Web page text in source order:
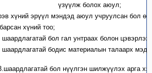
болох аюул;
хүний эрүүл мэндэд аюул учруулсан бол
хүний тоо;
шаардлагатай бол гал унтраах болон
шаардлагатай бодис материалын талаарх
бол нүүлгэн шилжүүлэх арга